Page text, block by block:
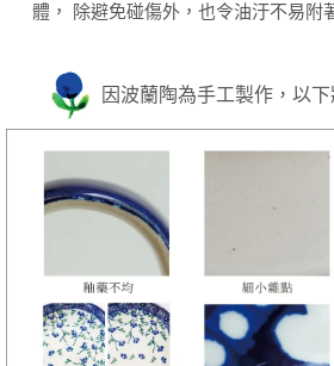
體， 除避免碰傷外，也令油汙不易附
因波蘭陶為手工製作，以下